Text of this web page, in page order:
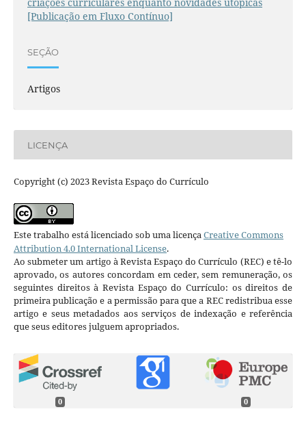
[Publicação em Fluxo Contínuo]
SEÇÃO
Artigos
LICENÇA
Copyright (c) 2023 Revista Espaço do Currículo
Este trabalho está licenciado sob uma licençaCreative Commons
Attribution 4.0 International License.
Ao submeter um artigo à Revista Espaço do Currículo (REC) e tê-lo
aprovado, os autores concordam em ceder, sem remuneração, os
seguintes direitos à Revista Espaço do Currículo: os direitos de
primeira publicação e a permissão para que a REC redistribua esse
artigo e seus metadados aos serviços de indexação e referência
que seus editores julguem apropriados.
0 0